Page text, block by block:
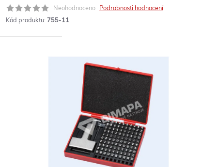
Neohodnoceno Podrobnosti hodnocení
Kód produktu: 755-11